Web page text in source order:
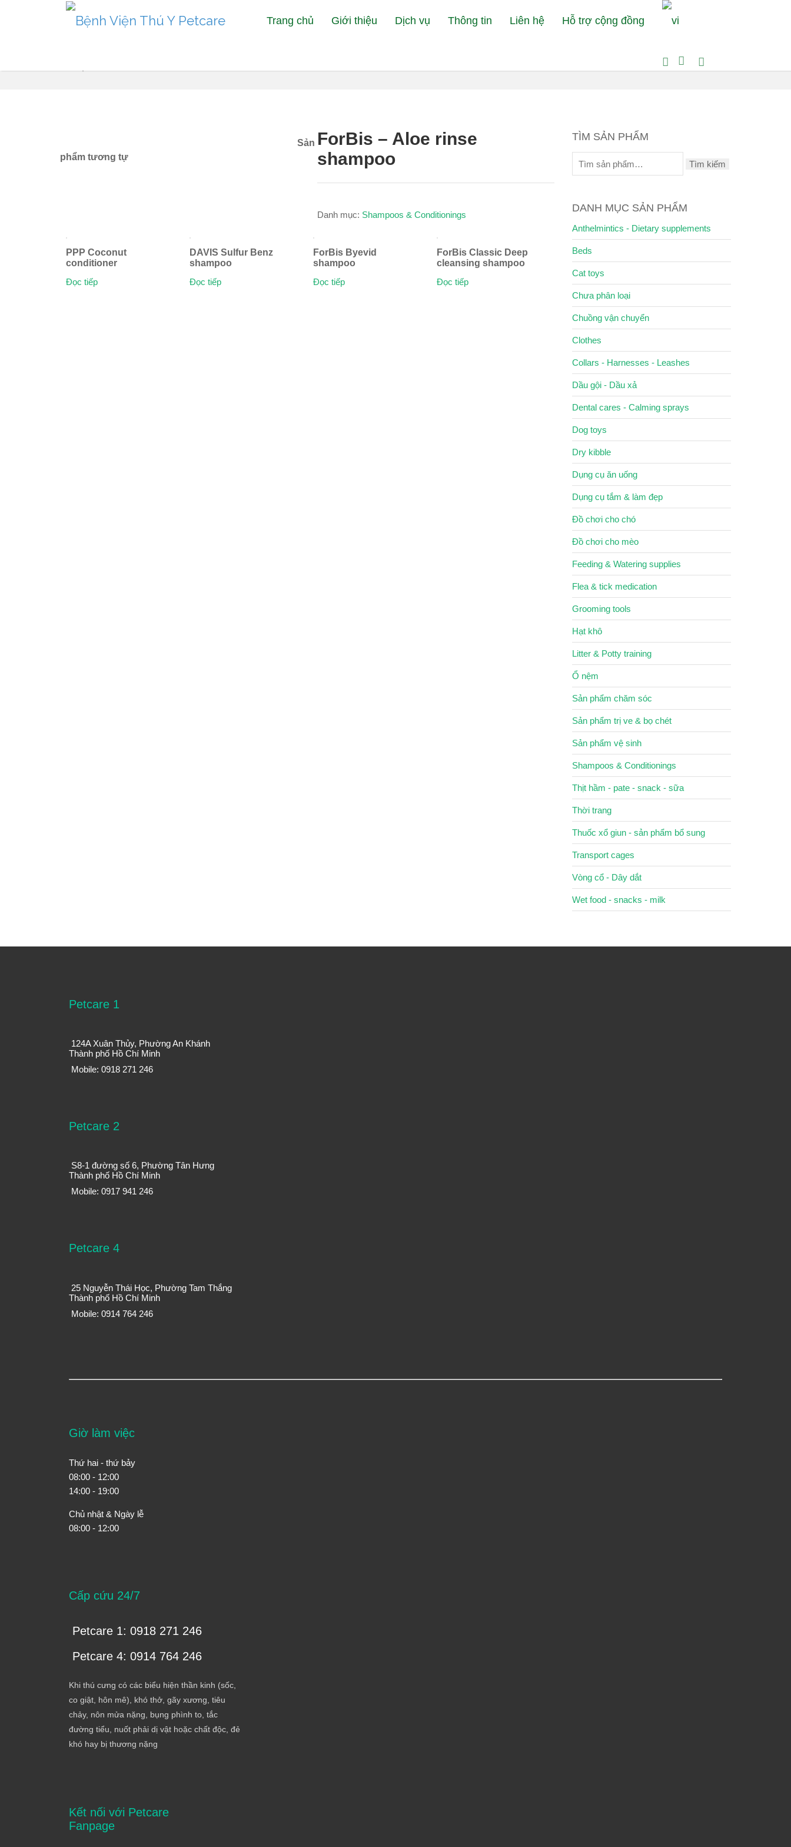
Trang chủ Giới thiệu Dịch vụ Thông tin Liên hệ Hỗ trợ cộng đồng
ForBis – Aloe rinse shampoo
ForBis – Aloe rinse
shampoo
Danh mục: Shampoos & Conditionings
Sản
phẩm tương tự
PPP Coconut
conditioner
Đọc tiếp
DAVIS Sulfur Benz
shampoo
Đọc tiếp
ForBis Byevid
shampoo
Đọc tiếp
ForBis Classic Deep
cleansing shampoo
Đọc tiếp
TÌM SẢN PHẨM
Tìm kiếm
DANH MỤC SẢN PHẨM
Anthelmintics - Dietary supplements
Beds
Cat toys
Chưa phân loại
Chuồng vận chuyển
Clothes
Collars - Harnesses - Leashes
Dầu gội - Dầu xả
Dental cares - Calming sprays
Dog toys
Dry kibble
Dụng cụ ăn uống
Dụng cụ tắm & làm đẹp
Đồ chơi cho chó
Đồ chơi cho mèo
Feeding & Watering supplies
Flea & tick medication
Grooming tools
Hạt khô
Litter & Potty training
Ổ nệm
Sản phẩm chăm sóc
Sản phẩm trị ve & bọ chét
Sản phẩm vệ sinh
Shampoos & Conditionings
Thịt hầm - pate - snack - sữa
Thời trang
Thuốc xổ giun - sản phẩm bổ sung
Transport cages
Vòng cổ - Dây dắt
Wet food - snacks - milk
Petcare 1
124A Xuân Thủy, Phường An Khánh
Thành phố Hồ Chí Minh
Mobile: 0918 271 246
Petcare 2
S8-1 đường số 6, Phường Tân Hưng
Thành phố Hồ Chí Minh
Mobile: 0917 941 246
Petcare 4
25 Nguyễn Thái Học, Phường Tam Thắng
Thành phố Hồ Chí Minh
Mobile: 0914 764 246
Giờ làm việc
Thứ hai - thứ bảy
08:00 - 12:00
14:00 - 19:00
Chủ nhật & Ngày lễ
08:00 - 12:00
Cấp cứu 24/7
Petcare 1: 0918 271 246
Petcare 4: 0914 764 246
Khi thú cưng có các biểu hiện thần kinh (sốc,
co giật, hôn mê), khó thở, gãy xương, tiêu
chảy, nôn mửa nặng, bụng phình to, tắc
đường tiểu, nuốt phải dị vật hoặc chất độc, đẻ
khó hay bị thương nặng
Kết nối với Petcare
Fanpage